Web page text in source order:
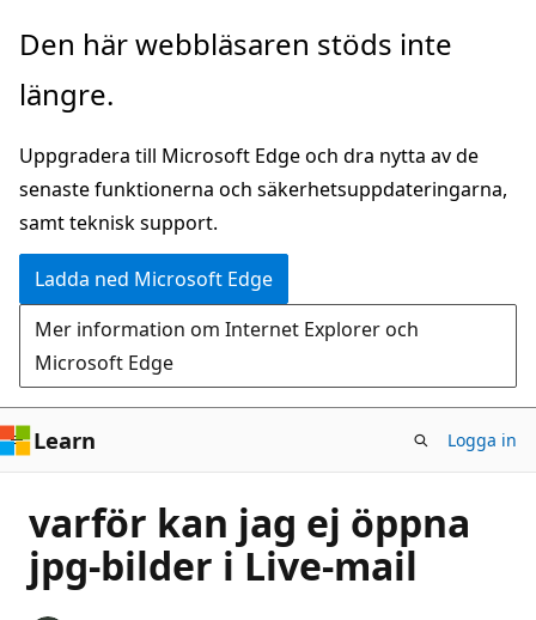
Hoppa
huvudinnehåll
Den här webbläsaren stöds inte
längre.
Uppgradera till Microsoft Edge och dra nytta av de
senaste funktionerna och säkerhetsuppdateringarna,
samt teknisk support.
Ladda ned Microsoft Edge
Mer information om Internet Explorer och
Microsoft Edge
Learn Logga in
varför kan jag ej öppna
jpg-bilder i Live-mail